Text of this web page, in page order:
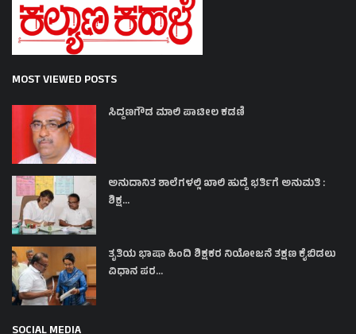
MOST VIEWED POSTS
ಸಿದ್ದಣಗೌಡ ಮಾಲಿ ಪಾಟೀಲ ಕಡಣಿ
ಅನುದಾನಿತ ಶಾಲೆಗಳಲ್ಲಿ ಖಾಲಿ ಹುದ್ದೆ ಭರ್ತಿಗೆ ಅನುಮತಿ :
ಶಿಕ್ಷ...
ತೃತಿಯ ಭಾಷಾ ಹಿಂದಿ ಶಿಕ್ಷಕರ ನಿಯೋಜನೆ ತಕ್ಷಣ ಕೈಬಿಡಲು
ವಿಧಾನ ಪರ...